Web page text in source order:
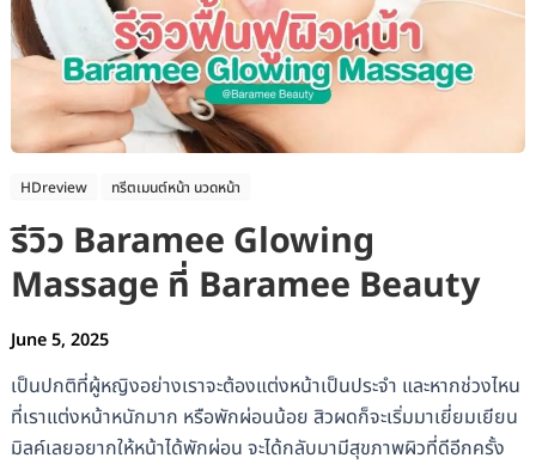
HDreview ทรีตเมนต์หน้า นวดหน้า
รีวิว Baramee Glowing
Massage ที่ Baramee Beauty
June 5, 2025
เป็นปกติที่ผู้หญิงอย่างเราจะต้องแต่งหน้าเป็นประจำ และหากช่วงไหน
ที่เราแต่งหน้าหนักมาก หรือพักผ่อนน้อย สิวผดก็จะเริ่มมาเยี่ยมเยียน
มิลค์เลยอยากให้หน้าได้พักผ่อน จะได้กลับมามีสุขภาพผิวที่ดีอีกครั้ง